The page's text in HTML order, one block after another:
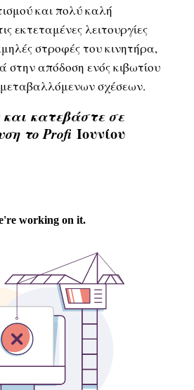
και πολύ καλή
εκτεταμένες λειτουργίες
στροφές του κινητήρα,
στην απόδοση ενός κιβωτίου
σχέσεων.
κατεβάστε σε
το Profi Ιουνίου